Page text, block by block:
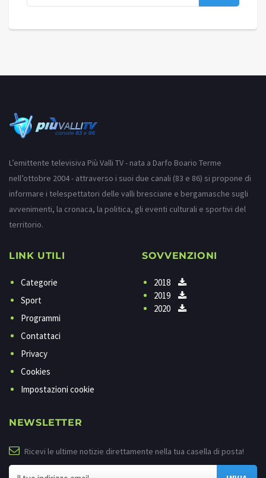
L’emittente televisiva Più Valli TV - nata a Darfo Boario Terme
nell’ottobre 2004 - attraverso i suoi due canali (83 e 86) si propone di
informare i telespettatori delle valli bresciane e bergamasche sugli
avvenimenti, la cronaca, la politica, gli eventi culturali e sportivi del
territorio.
LINK UTILI
Categorie
Sport
Programmi
Contattaci
Privacy
Cookies
Impostazioni cookie
SOVVENZIONI
2018
2019
2020
NEWSLETTER
Ricevi le ultime notizie direttamente nella tua casella di posta!